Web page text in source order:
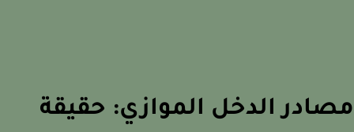
الدخل الموازي: حقيقة